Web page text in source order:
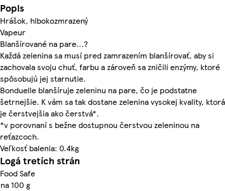
Popis
Hrášok, hlbokozmrazený
Vapeur
Blanšírované na pare...?
Každá zelenina sa musí pred zamrazením blanšírovať, aby si
zachovala svoju chuť, farbu a zároveň sa zničili enzýmy, ktoré
spôsobujú jej starnutie.
Bonduelle blanšíruje zeleninu na pare, čo je podstatne
šetrnejšie. K vám sa tak dostane zelenina vysokej kvality, ktorá
je čerstvejšia ako čerstvá*.
*v porovnaní s bežne dostupnou čerstvou zeleninou na
reťazcoch.
Veľkosť balenia: 0.4kg
Logá tretích strán
Food Safe
na 100 g